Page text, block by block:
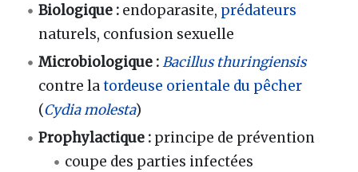
Biologique : endoparasite, prédateurs
naturels, confusion sexuelle
Microbiologique :Bacillus thuringiensis
contre latordeuse orientale du pêcher
(Cydia molesta)
Prophylactique : principe de prévention
coupe des parties infectées